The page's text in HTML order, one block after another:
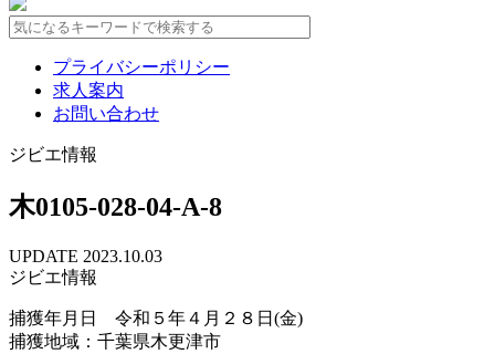
プライバシーポリシー
求人案内
お問い合わせ
ジビエ情報
木0105-028-04-A-8
UPDATE 2023.10.03
ジビエ情報
捕獲年月日 令和５年４月２８日(金)
捕獲地域：千葉県木更津市